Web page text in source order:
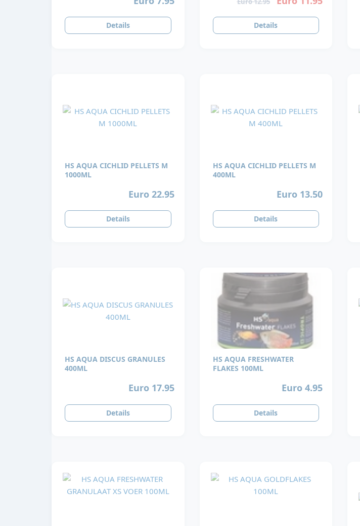
Details Details
HS AQUA CICHLID PELLETS M
1000ML
Euro 22.95
Details
HS AQUA CICHLID PELLETS M
400ML
Euro 13.50
Details
HS AQUA DISCUS GRANULES
400ML
Euro 17.95
Details
HS AQUA FRESHWATER
FLAKES 100ML
Euro 4.95
Details